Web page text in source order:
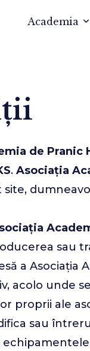
Academia
de Pranic
. Asociația
sau
a Asociația
acolo unde
proprii ale
sau